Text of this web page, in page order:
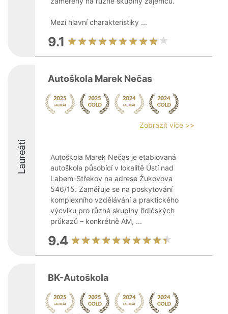
Mezi hlavní charakteristiky ...
9.1
Laureáti
Autoškola Marek Nečas
Zobrazit více >>
Autoškola Marek Nečas je etablovaná
autoškola působící v lokalitě Ústí nad
Labem-Střekov na adrese Žukovova
546/15. Zaměřuje se na poskytování
komplexního vzdělávání a praktického
výcviku pro různé skupiny řidičských
průkazů – konkrétně AM, ...
9.4
BK-Autoškola